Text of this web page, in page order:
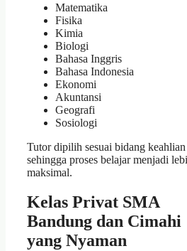
Matematika
Fisika
Kimia
Biologi
Bahasa Inggris
Bahasa Indonesia
Ekonomi
Akuntansi
Geografi
Sosiologi
Tutor dipilih sesuai bidang keahlian
sehingga proses belajar menjadi
maksimal.
Kelas Privat SMA
Bandung dan Cimahi
yang Nyaman